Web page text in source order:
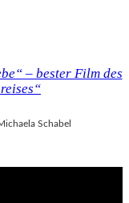
– bester Film des
Schabel